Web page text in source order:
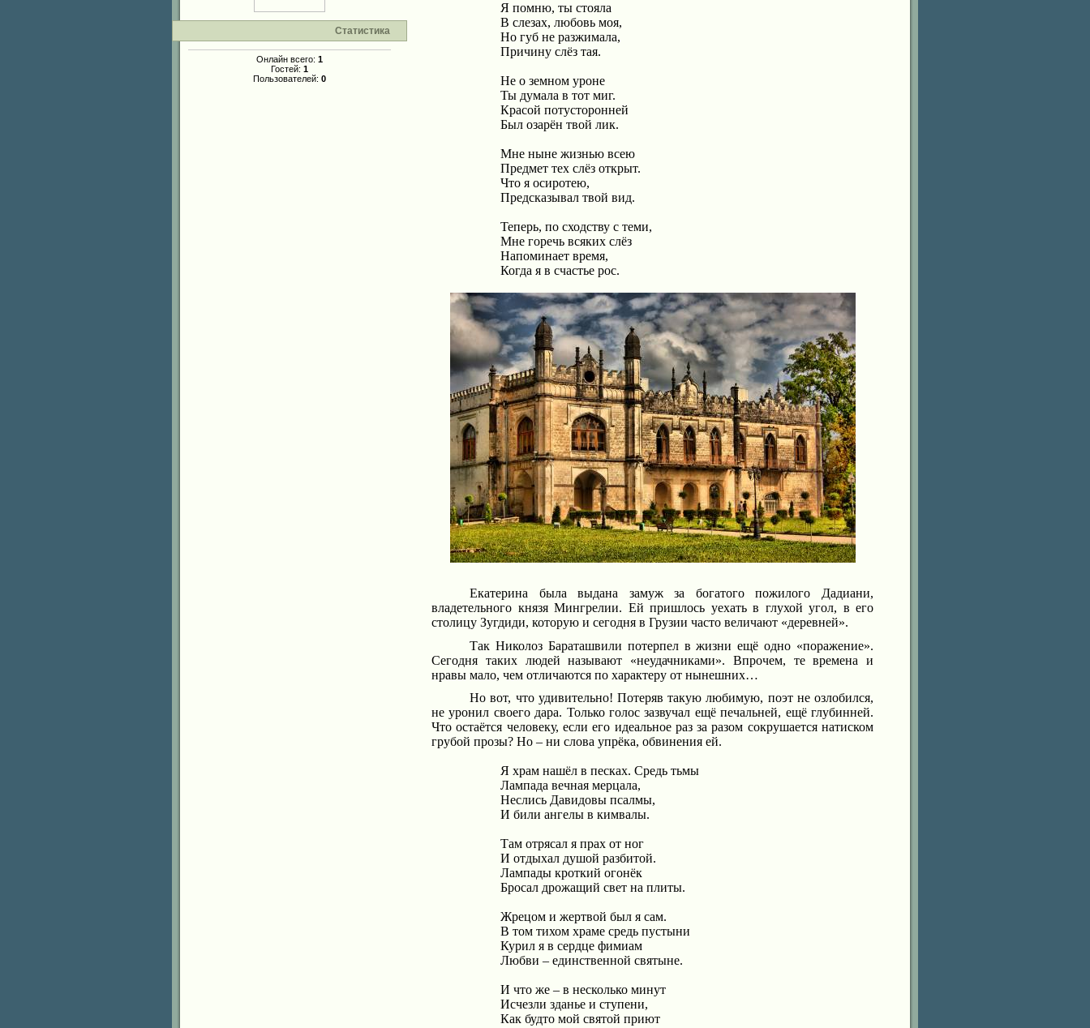
Статистика
Онлайн всего: 1
Гостей: 1
Пользователей: 0
Я помню, ты стояла
В слезах, любовь моя,
Но губ не разжимала,
Причину слёз тая.
Не о земном уроне
Ты думала в тот миг.
Красой потусторонней
Был озарён твой лик.
Мне ныне жизнью всею
Предмет тех слёз открыт.
Что я осиротею,
Предсказывал твой вид.
Теперь, по сходству с теми,
Мне горечь всяких слёз
Напоминает время,
Когда я в счастье рос.
Екатерина была выдана замуж за богатого пожилого Дадиани,
владетельного князя Мингрелии. Ей пришлось уехать в глухой угол, в его
столицу Зугдиди, которую и сегодня в Грузии часто величают «деревней».
Так Николоз Бараташвили потерпел в жизни ещё одно «поражение».
Сегодня таких людей называют «неудачниками». Впрочем, те времена и
нравы мало, чем отличаются по характеру от нынешних…
Но вот, что удивительно! Потеряв такую любимую, поэт не озлобился,
не уронил своего дара. Только голос зазвучал ещё печальней, ещё глубинней.
Что остаётся человеку, если его идеальное раз за разом сокрушается натиском
грубой прозы? Но – ни слова упрёка, обвинения ей.
Я храм нашёл в песках. Средь тьмы
Лампада вечная мерцала,
Неслись Давидовы псалмы,
И били ангелы в кимвалы.
Там отрясал я прах от ног
И отдыхал душой разбитой.
Лампады кроткий огонёк
Бросал дрожащий свет на плиты.
Жрецом и жертвой был я сам.
В том тихом храме средь пустыни
Курил я в сердце фимиам
Любви – единственной святыне.
И что же – в несколько минут
Исчезли зданье и ступени,
Как будто мой святой приют